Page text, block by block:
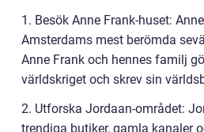
1. Besök Anne Frank-huset:
Amsterdams mest berömda
Anne Frank och hennes familj
världskriget och skrev sin
2. Utforska Jordaan-området:
trendiga butiker, gamla kanaler